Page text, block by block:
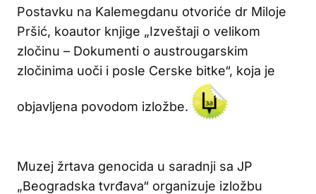
Postavku na Kalemegdanu otvoriće dr Miloje
Pršić, koautor knjige „Izveštaji o velikom
zločinu – Dokumenti o austrougarskim
zločinima uoči i posle Cerske bitke“, koja je
objavljena povodom izložbe.
Muzej žrtava genocida u saradnji sa JP
„Beogradska tvrđava“ organizuje izložbu